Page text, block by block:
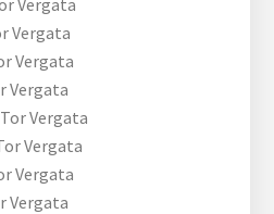
Vergata
Vergata
Vergata
Tor Vergata
Vergata
Vergata
Vergata